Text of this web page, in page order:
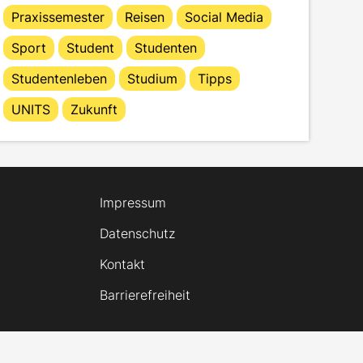
Praxissemester
Reisen
Social Media
Sport
Student
Studenten
Studentenleben
Studium
Tipps
UNITS
Zukunft
Impressum
Datenschutz
Kontakt
Barrierefreiheit